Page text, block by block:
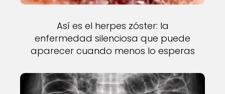
Así es el herpes zóster: la
enfermedad silenciosa que puede
aparecer cuando menos lo esperas